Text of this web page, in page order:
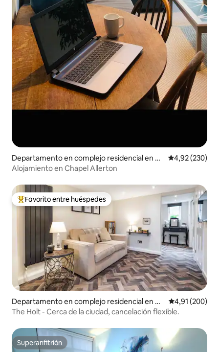
Departamento en complejo residencial en C
hapel Allerton
Calificación
4,92 (230)
Alojamiento en Chapel Allerton
Favorito entre los huéspedes más destacados
Favorito entre huéspedes
Departamento en complejo residencial en W
est Yorkshire
Calificación
4,91 (200)
The Holt - Cerca de la ciudad, cancelación flexible.
Superanfitrión
Superanfitrión